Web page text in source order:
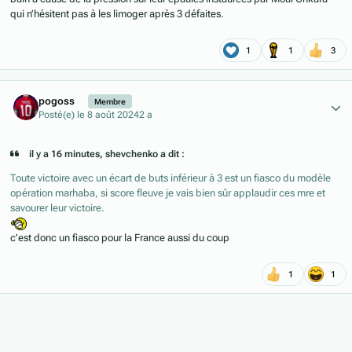
qui n’hésitent pas à les limoger après 3 défaites.
1 1 3
pogoss Membre
Posté(e) le 8 août 20242 a
il y a 16 minutes, shevchenko a dit :
Toute victoire avec un écart de buts inférieur à 3 est un fiasco du modèle
opération marhaba, si score fleuve je vais bien sûr applaudir ces mre et
savourer leur victoire.
c'est donc un fiasco pour la France aussi du coup
1 1